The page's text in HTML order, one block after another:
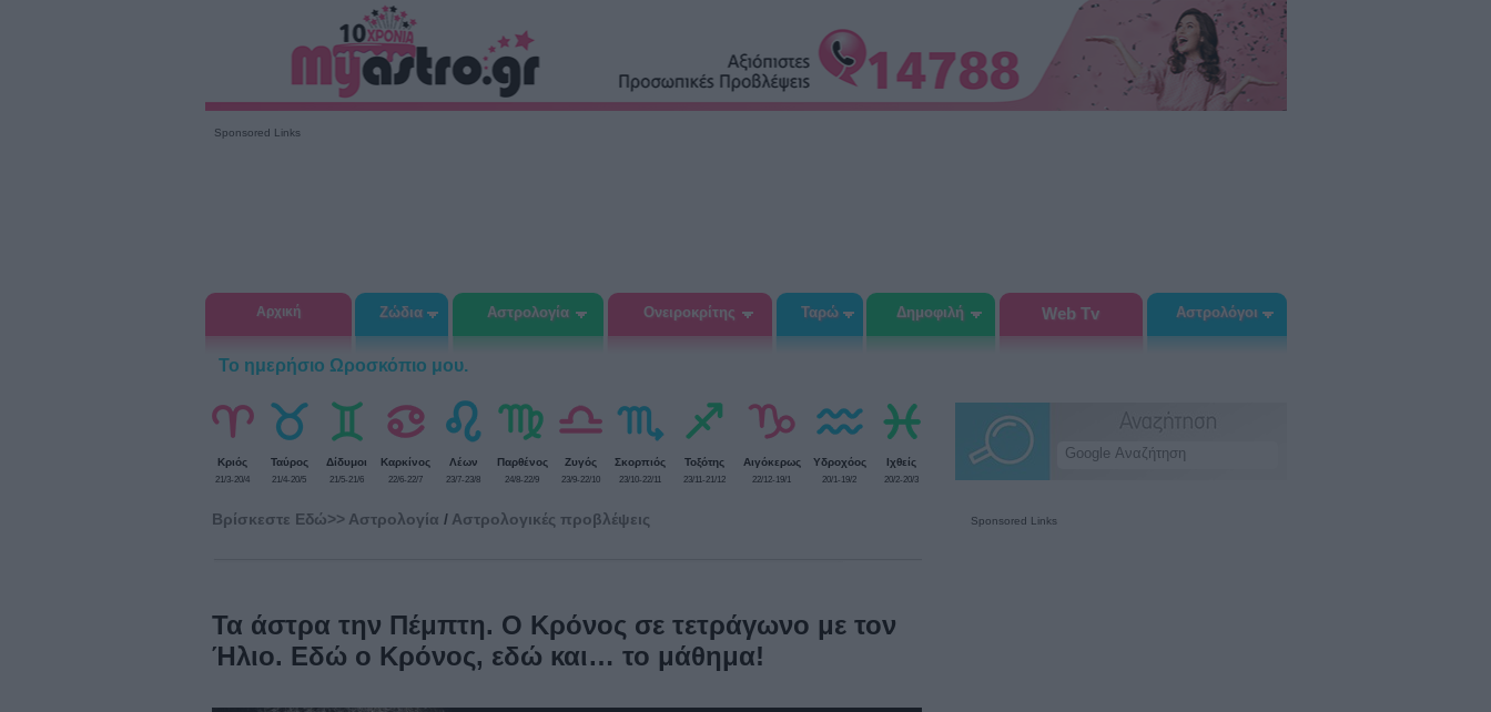
Sponsored Links
Αρχική Ζώδια Αστρολογία Ονειροκρίτης Ταρώ Δημοφιλή Web Tv Αστρολόγοι
Το ημερήσιο Ωροσκόπιο μου.
Κριός
21/3-20/4
Ταύρος
21/4-20/5
Δίδυμοι
21/5-21/6
Καρκίνος
22/6-22/7
Λέων
23/7-23/8
Παρθένος
24/8-22/9
Ζυγός
23/9-22/10
Σκορπιός
23/10-22/11
Τοξότης
23/11-21/12
Αιγόκερως
22/12-19/1
Υδροχόος
20/1-19/2
Ιχθείς
20/2-20/3
Βρίσκεστε Eδώ>> Αστρολογία / Αστρολογικές προβλέψεις
Τα άστρα την Πέμπτη. Ο Κρόνος σε τετράγωνο με τον
Ήλιο. Εδώ ο Κρόνος, εδώ και… το μάθημα!
Sponsored Links